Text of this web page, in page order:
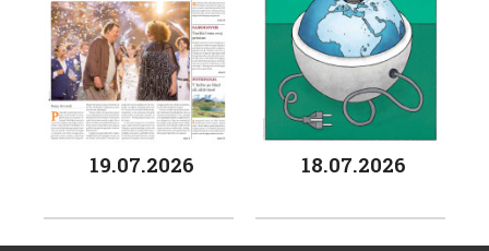
19.07.2026 18.07.2026